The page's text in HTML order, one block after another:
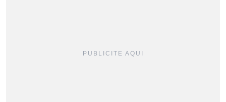
PUBLICITE AQUI